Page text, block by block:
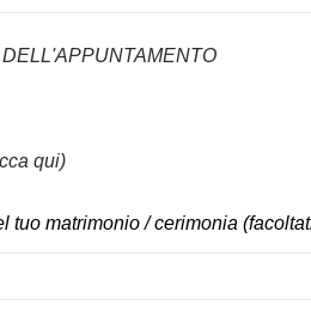
qui)
tuo matrimonio / cerimonia